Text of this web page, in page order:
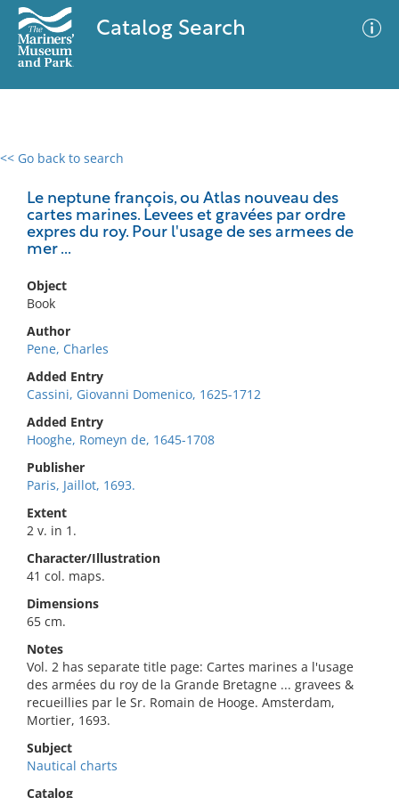
Catalog Search
<< Go back to search
Le neptune françois, ou Atlas nouveau des
cartes marines. Levees et gravées par ordre
expres du roy. Pour l'usage de ses armees de
mer ...
Object
Book
Author
Pene, Charles
Added Entry
Cassini, Giovanni Domenico, 1625-1712
Added Entry
Hooghe, Romeyn de, 1645-1708
Publisher
Paris, Jaillot, 1693.
Extent
2 v. in 1.
Character/Illustration
41 col. maps.
Dimensions
65 cm.
Notes
Vol. 2 has separate title page: Cartes marines a l'usage
des armées du roy de la Grande Bretagne ... gravees &
recueillies par le Sr. Romain de Hooge. Amsterdam,
Mortier, 1693.
Subject
Nautical charts
Catalog
0 results